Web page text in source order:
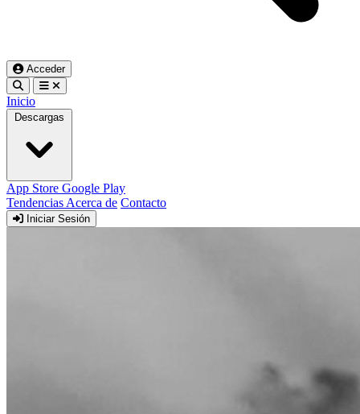
Acceder
Inicio
Descargas
App Store Google Play
Tendencias Acerca de Contacto
Iniciar Sesión